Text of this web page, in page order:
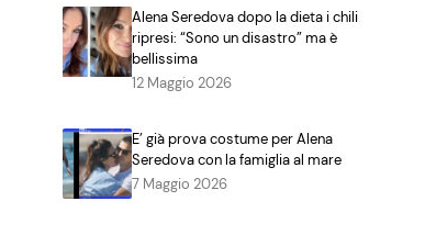
Alena Seredova dopo la dieta i chili
ripresi: “Sono un disastro” ma è
bellissima
12 Maggio 2026
E’ già prova costume per Alena
Seredova con la famiglia al mare
7 Maggio 2026